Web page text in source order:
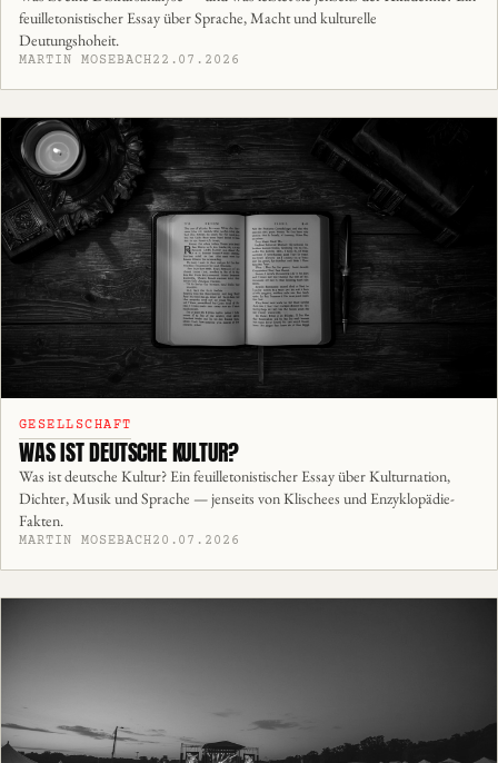
feuilletonistischer Essay über Sprache, Macht und kulturelle
Deutungshoheit.
MARTIN MOSEBACH22.07.2026
GESELLSCHAFT
WAS IST DEUTSCHE KULTUR?
Was ist deutsche Kultur? Ein feuilletonistischer Essay über Kulturnation,
Dichter, Musik und Sprache — jenseits von Klischees und Enzyklopädie-
Fakten.
MARTIN MOSEBACH20.07.2026